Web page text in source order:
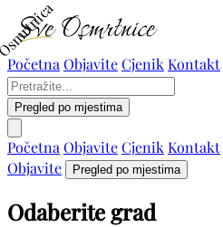
Početna ObjaviteCjenik Kontakt
Pregled po mjestima
Početna ObjaviteCjenik Kontakt
Objavite
Pregled po mjestima
Odaberite grad